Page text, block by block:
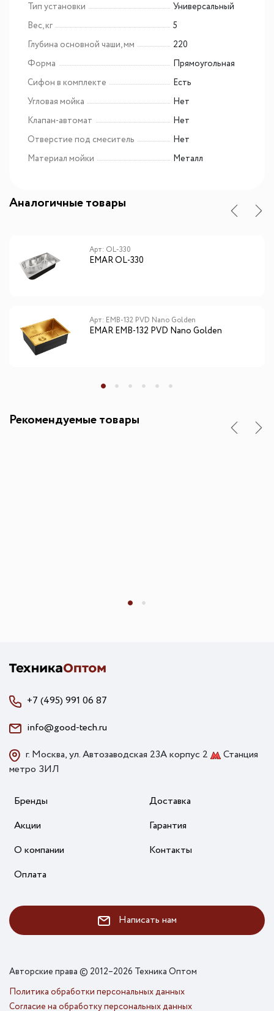
Тип установки
Универсальный
Вес, кг
5
Глубина основной чаши, мм
220
Форма
Прямоугольная
Сифон в комплекте
Есть
Угловая мойка
Нет
Клапан-автомат
Нет
Отверстие под смеситель
Нет
Материал мойки
Металл
Аналогичные товары
Арт: OL-330
EMAR OL-330
Арт: EMB-132 PVD Nano Golden
EMAR EMB-132 PVD Nano Golden
Рекомендуемые товары
+7 (495) 991 06 87
info@good-tech.ru
г. Москва, ул. Автозаводская 23А корпус 2
Станция
метро ЗИЛ
Бренды
Акции
О компании
Оплата
Доставка
Гарантия
Контакты
Написать нам
Авторские права © 2012–2026 Техника Оптом
Политика обработки персональных данных
Согласие на обработку персональных данных